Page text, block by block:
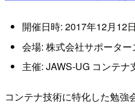
開催日時: 2017年12月12
会場: 株式会社サポーター
主催: JAWS-UG コンテナ
コンテナ技術に特化した勉強